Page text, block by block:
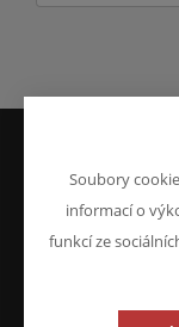
VŠE O NÁKUPU
Obchodní
Reklamace
Soubory
informací o
funkcí ze